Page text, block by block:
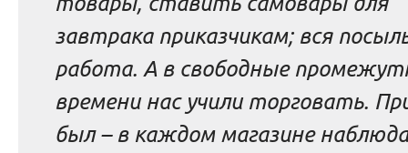
завтрака приказчикам; вся
работа. А в свободные
времени нас учили торговать.
был – в каждом магазине